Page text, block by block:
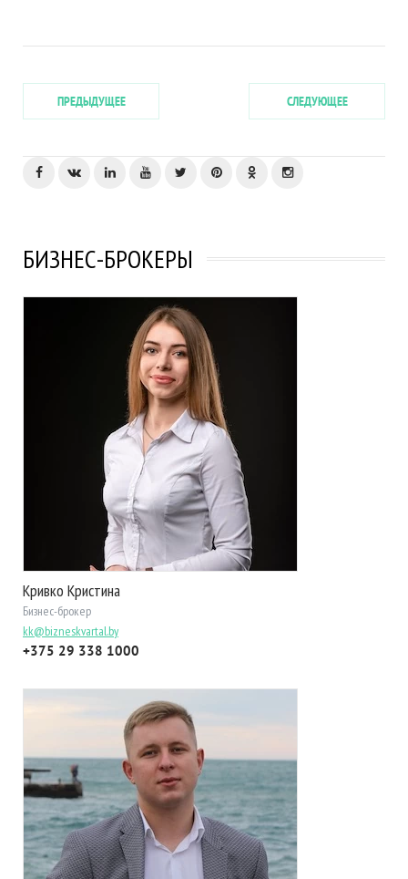
ПРЕДЫДУЩЕЕ СЛЕДУЮЩЕЕ
БИЗНЕС-БРОКЕРЫ
Кривко Кристина
Бизнес-брокер
kk@bizneskvartal.by
+375 29 338 1000